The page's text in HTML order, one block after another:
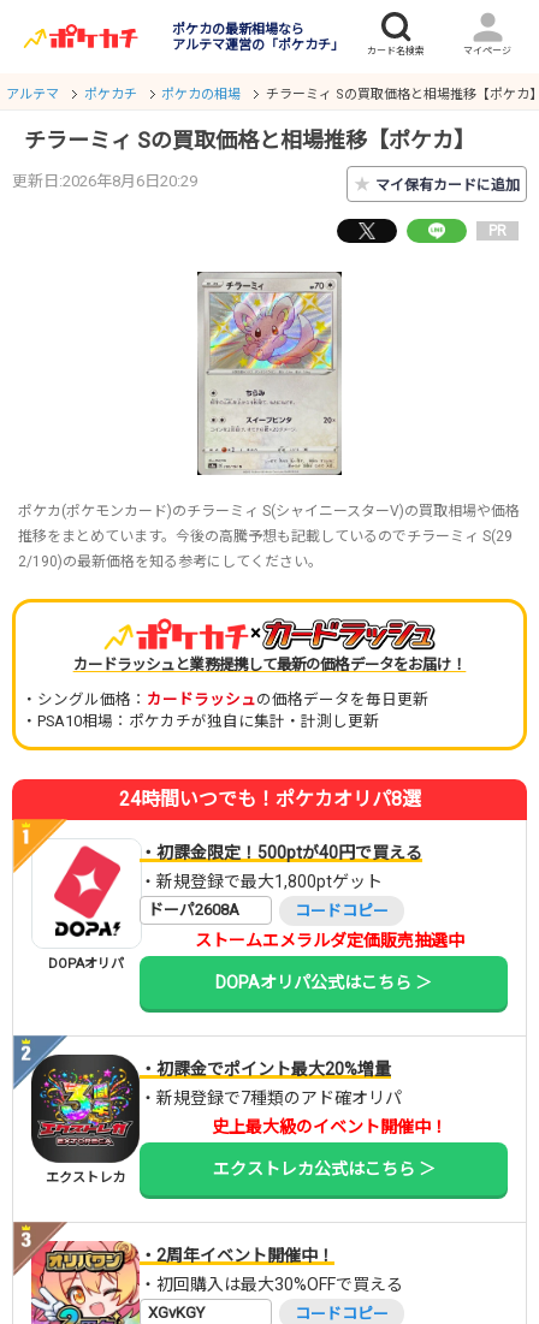
ポケカの最新相場なら
アルテマ運営の「ポケカチ」
アルテマ ポケカチ ポケカの相場 チラーミィ Sの買取価格と相場推移【ポケカ
チラーミィ Sの買取価格と相場推移【ポケカ】
更新日:2026年8月6日20:29 ★ マイ保有カードに追加
PR
ポケカ(ポケモンカード)のチラーミィ S(シャイニースターV)の買取相場や価格
推移をまとめています。今後の高騰予想も記載しているのでチラーミィ S(29
2/190)の最新価格を知る参考にしてください。
×
カードラッシュと業務提携して最新の価格データをお届け！
・シングル価格： カードラッシュの価格データを毎日更新
・PSA10相場：ポケカチが独自に集計・計測し更新
24時間いつでも！ポケカオリパ8選
DOPAオリパ
・初課金限定！500ptが40円で買える
・新規登録で最大1,800ptゲット
ドーパ2608A コードコピー
ストームエメラルダ定価販売抽選中
DOPAオリパ公式はこちら ＞
エクストレカ
・初課金でポイント最大20%増量
・新規登録で7種類のアド確オリパ
史上最大級のイベント開催中！
エクストレカ公式はこちら ＞
・2周年イベント開催中！
・初回購入は最大30%OFFで買える
XGvKGY コードコピー